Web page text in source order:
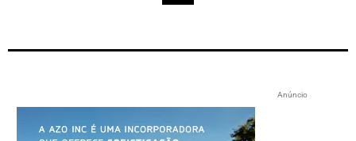
Anúncio